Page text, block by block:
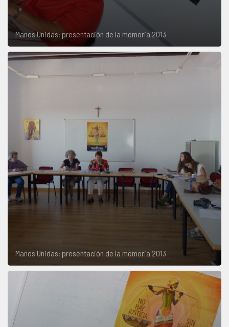
Manos Unidas: presentación de la memoria 2013
Manos Unidas: presentación de la memoria 2013